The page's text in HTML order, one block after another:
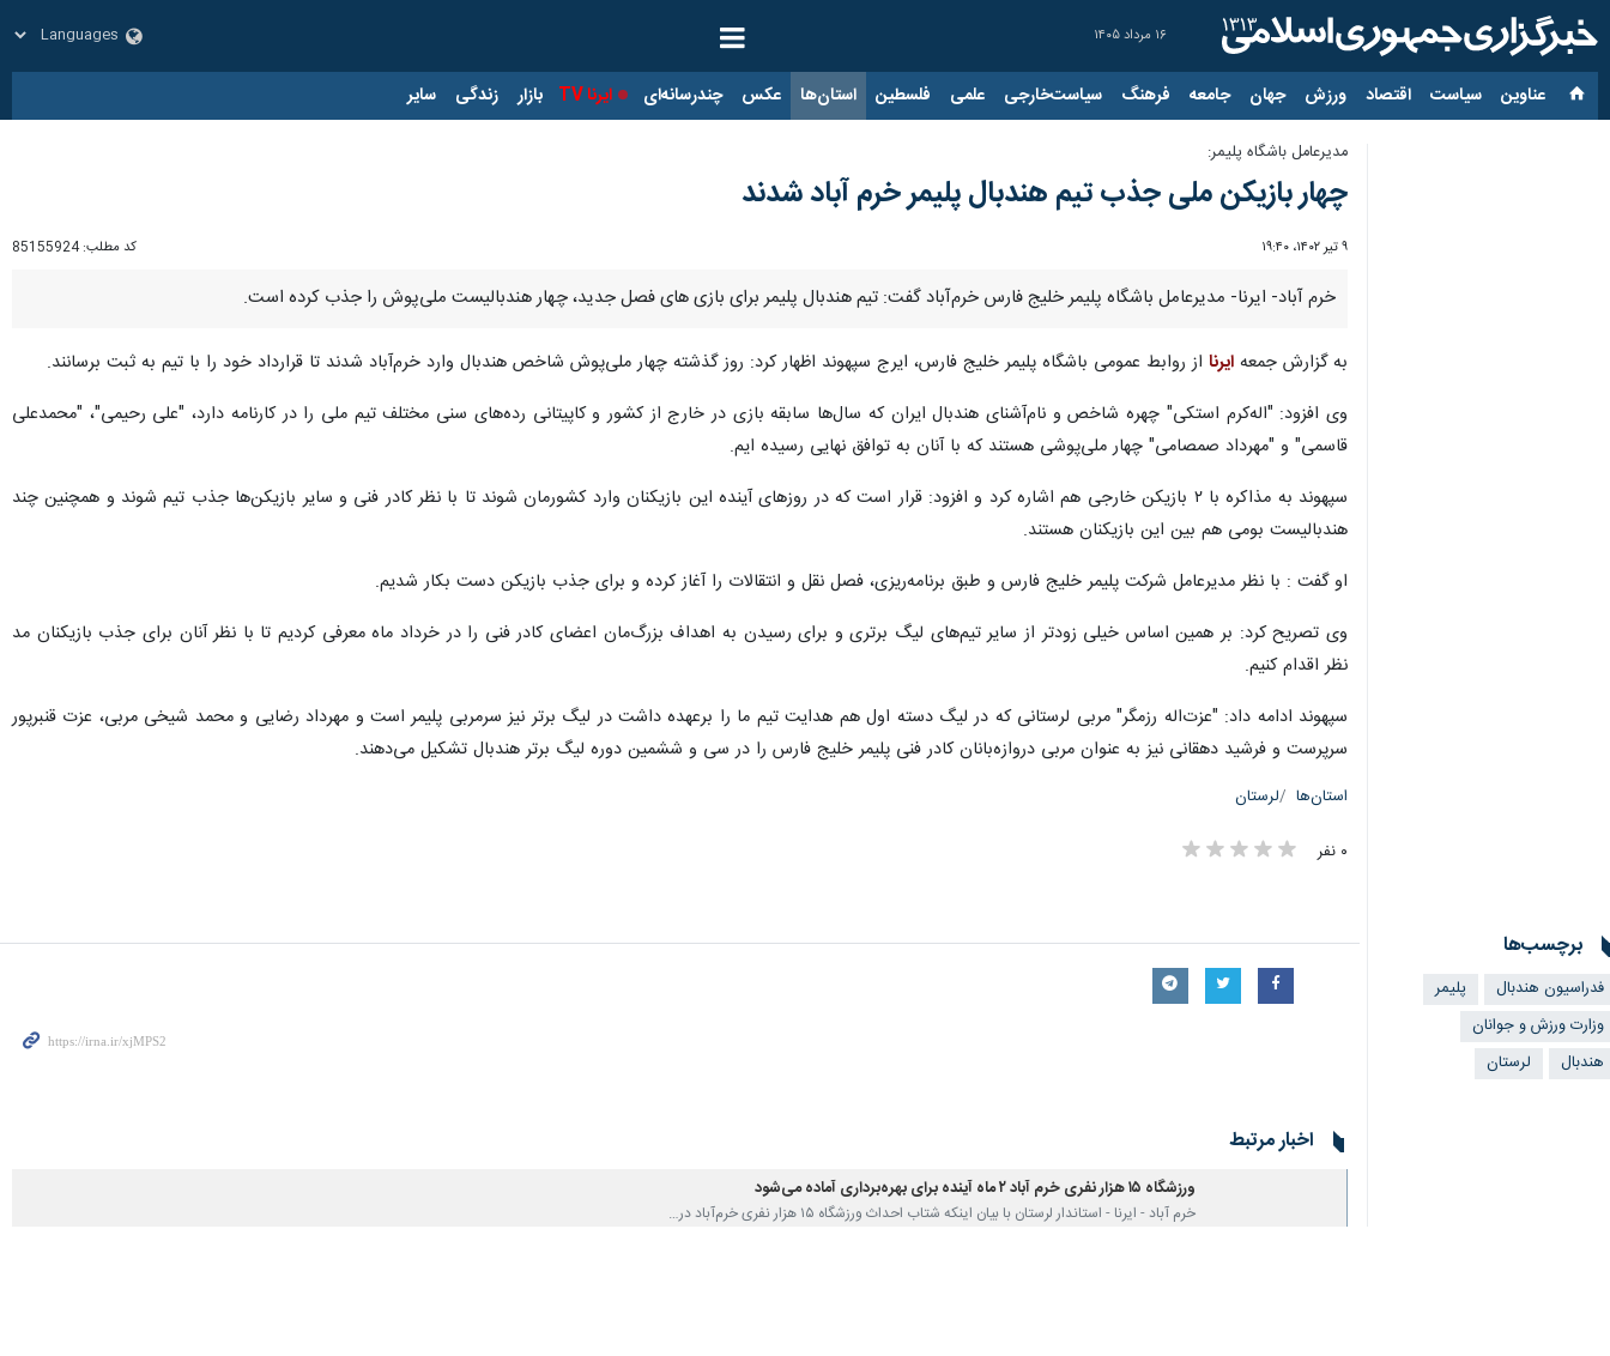
۱۶ مرداد ۱۴۰۵
عناوین‌ سیاست اقتصاد ورزش جهان جامعه فرهنگ سیاست‌خارجی علمی فلسطین استان‌ها عکس چندرسانه‌ای ایرنا TV بازار زندگی سایر
مدیرعامل باشگاه پلیمر:
چهار بازیکن ملی جذب تیم هندبال پلیمر خرم آباد شدند
۹ تیر ۱۴۰۲، ۱۹:۴۰ کد مطلب: 85155924
خرم آباد- ایرنا- مدیرعامل باشگاه پلیمر خلیج فارس خرم‌آباد گفت: تیم هندبال پلیمر برای بازی های فصل جدید، چهار هندبالیست ملی‌پوش را جذب کرده است.
به گزارش جمعه ایرنا از روابط عمومی باشگاه پلیمر خلیج فارس، ایرج سپهوند اظهار کرد: روز گذشته چهار ملی‌پوش شاخص هندبال وارد خرم‌آباد شدند تا قرارداد خود را با تیم به ثبت برسانند.
وی افزود: "اله‌کرم استکی" چهره شاخص و نام‌آشنای هندبال ایران که سال‌ها سابقه بازی در خارج از کشور و کاپیتانی رده‌های سنی مختلف تیم ملی را در کارنامه دارد، "علی رحیمی"، "محمدعلی
قاسمی" و "مهرداد صمصامی" چهار ملی‌پوشی هستند که با آنان به توافق نهایی رسیده ایم.
سپهوند به مذاکره با ۲ بازیکن خارجی هم اشاره کرد و افزود: قرار است که در روزهای آینده این بازیکنان وارد کشورمان شوند تا با نظر کادر فنی و سایر بازیکن‌ها جذب تیم شوند و همچنین چند
هندبالیست بومی هم بین این بازیکنان هستند.
او گفت : با نظر مدیرعامل شرکت پلیمر خلیج فارس و طبق برنامه‌ریزی، فصل نقل و انتقالات را آغاز کرده و برای جذب بازیکن دست بکار شدیم.
وی تصریح کرد: بر همین اساس خیلی زودتر از سایر تیم‌های لیگ برتری و برای رسیدن به اهداف بزرگ‌مان اعضای کادر فنی را در خرداد ماه معرفی کردیم تا با نظر آنان برای جذب بازیکنان مد
نظر اقدام کنیم.
سپهوند ادامه داد: "عزت‌اله رزمگر" مربی لرستانی که در لیگ دسته اول هم هدایت تیم ما را برعهده داشت در لیگ برتر نیز سرمربی پلیمر است و مهرداد رضایی و محمد شیخی مربی، عزت قنبرپور
سرپرست و فرشید دهقانی نیز به عنوان مربی دروازه‌بانان کادر فنی پلیمر خلیج فارس را در سی و ششمین دوره لیگ برتر هندبال تشکیل می‌دهند.
استان‌ها لرستان
۰ نفر
برچسب‌ها
فدراسیون هندبال
پلیمر
وزارت ورزش و جوانان
هندبال
لرستان
اخبار مرتبط
ورزشگاه ۱۵ هزار نفری خرم آباد ۲ ماه آینده برای بهره‌برداری آماده می‌شود
خرم آباد - ایرنا - استاندار لرستان با بیان اینکه شتاب احداث ورزشگاه ۱۵ هزار نفری خرم‌آباد در…